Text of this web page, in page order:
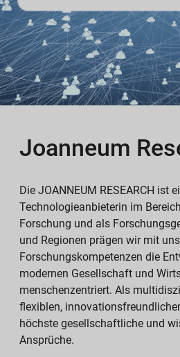
Joanneum
Die JOANNEUM RESEARCH ist
Technologieanbieterin im
Forschung und als
und Regionen prägen wir mit
Forschungskompetenzen die
modernen Gesellschaft und
menschenzentriert. Als
flexiblen,
höchste gesellschaftliche und
Ansprüche.